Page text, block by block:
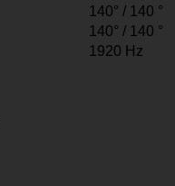
140° / 140 °
140° / 140 °
1920 Hz